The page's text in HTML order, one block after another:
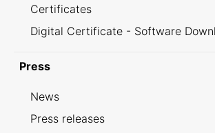
Certificates
Digital Certificate - Software
Press
News
Press releases